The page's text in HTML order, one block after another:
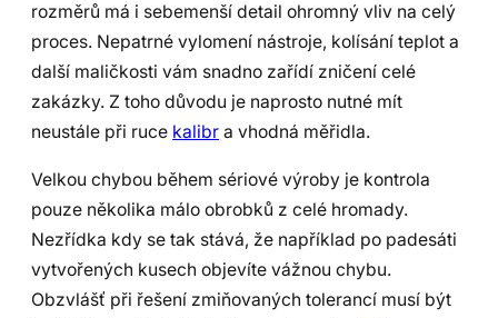
rozměrů má i sebemenší detail ohromný vliv na celý
proces. Nepatrné vylomení nástroje, kolísání teplot a
další maličkosti vám snadno zařídí zničení celé
zakázky. Z toho důvodu je naprosto nutné mít
neustále při ruce kalibr a vhodná měřidla.
Velkou chybou během sériové výroby je kontrola
pouze několika málo obrobků z celé hromady.
Nezřídka kdy se tak stává, že například po padesáti
vytvořených kusech objevíte vážnou chybu.
Obzvlášť při řešení zmiňovaných tolerancí musí být